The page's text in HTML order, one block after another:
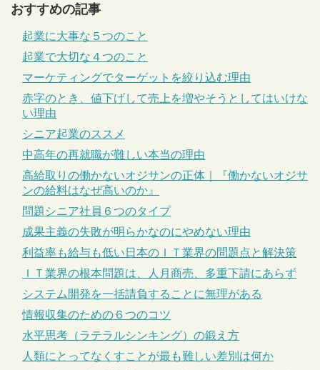
おすすめの記事
起業に大事な５つのこと
起業で大切な４つのこと
マーケティングでターゲットを絞り込む理由
赤字のとき、値下げして売上を増やそうとしてはいけな
い理由
シニア起業のススメ
中高年の再就職が難しい本当の理由
高給取りの働かないオジサンの正体｜『働かないオジサ
ンの給料はなぜ高いのか』
問題シニア社員６つのタイプ
成果主義の失敗が明らかなのにやめない理由
利益率も給与も低い日本のＩＴ業界の問題点と解決策
ＩＴ業界の根本問題は、人月商売、多重下請にあらず
システム開発を一括請負することに無理がある
情報収集のための６つのコツ
水平思考（ラテラルシンキング）の鍛え方
人類にとってなくすことが最も難しい差別は何か